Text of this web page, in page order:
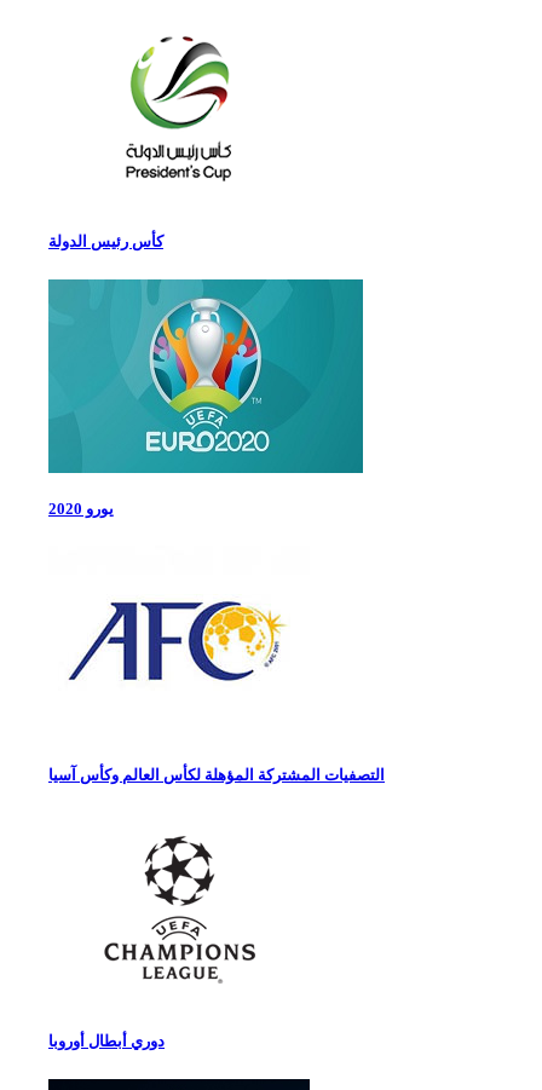
كأس رئيس الدولة
يورو 2020
التصفيات المشتركة المؤهلة لكأس العالم وكأس آسيا
دوري أبطال أوروبا